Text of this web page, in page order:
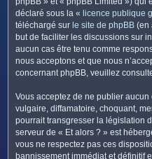
déclaré sous la « licence publique
téléchargé sur le site de phpBB (en
but de faciliter les discussions sur
aucun cas être tenu comme
nous acceptons et que nous
concernant phpBB, veuillez
Vous acceptez de ne publier
vulgaire, diffamatoire, choquant,
pourrait transgresser la législation
serveur de « Et alors ? » est
vous ne respectez pas ces
bannissement immédiat et définitif